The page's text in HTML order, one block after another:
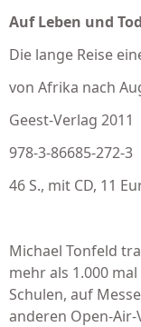
Auf Leben und Tod
Die lange Reise
von Afrika nach
Geest-Verlag 2011
978-3-86685-272-3
46 S., mit CD, 11
Michael Tonfeld
mehr als 1.000
Schulen, auf
anderen Open-